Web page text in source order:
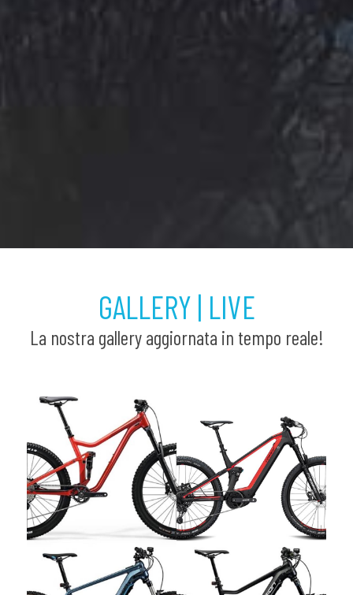
GALLERY | LIVE
La nostra gallery aggiornata in tempo reale!